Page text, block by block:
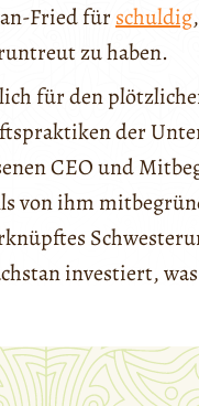
Fried fürschuldig
zu haben.
für den
der
CEO und
von ihm
investiert,